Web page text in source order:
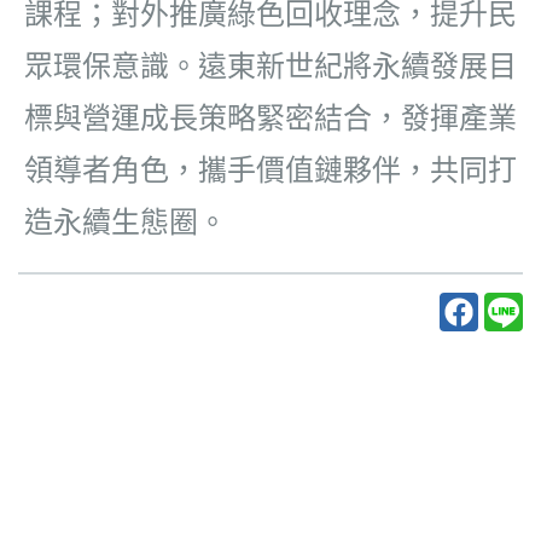
課程；對外推廣綠色回收理念，提升民
眾環保意識。遠東新世紀將永續發展 目
標與營運成長策略緊密結合，發揮產業
領導者角色，攜手價值鏈夥伴，共同打
造永續生態圈。